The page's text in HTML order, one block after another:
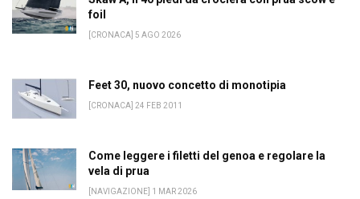
foil
[CRONACA] 5 AGO 2026
Feet 30, nuovo concetto di monotipia
[CRONACA] 24 FEB 2011
Come leggere i filetti del genoa e regolare la
vela di prua
[NAVIGAZIONE] 1 MAR 2026